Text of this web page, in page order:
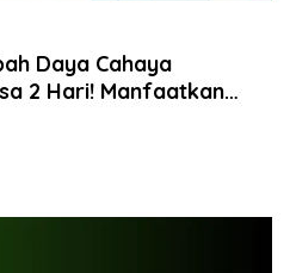
Daya Cahaya
2 Hari! Manfaatkan